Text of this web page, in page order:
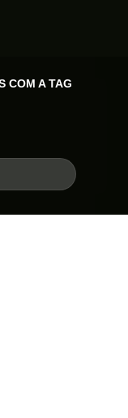
COM A TAG